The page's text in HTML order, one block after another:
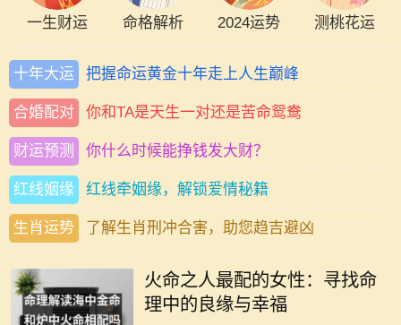
一生财运 命格解析 2024运势 测桃花运
十年大运 把握命运黄金十年走上人生巅峰
合婚配对 你和TA是天生一对还是苦命鸳鸯
财运预测 你什么时候能挣钱发大财？
红线姻缘 红线牵姻缘，解锁爱情秘籍
生肖运势 了解生肖刑冲合害，助您趋吉避凶
火命之人最配的女性：寻找命
理中的良缘与幸福
在中国的传统命理学中，火命代表着
生性乐观，充满创造力和积极向上的
力量。然而，合适的伴侣对于火命人